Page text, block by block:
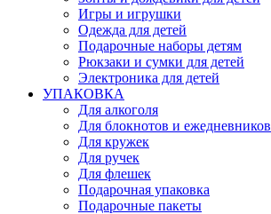
Игры и игрушки
Одежда для детей
Подарочные наборы детям
Рюкзаки и сумки для детей
Электроника для детей
УПАКОВКА
Для алкоголя
Для блокнотов и ежедневников
Для кружек
Для ручек
Для флешек
Подарочная упаковка
Подарочные пакеты